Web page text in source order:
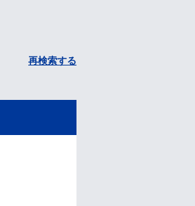
再検索する